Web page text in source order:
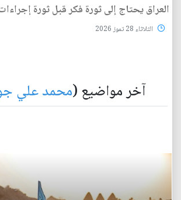
العراق يحتاج إلى ثورة فكر قبل ثورة
الثلاثاء 28 تموز 2026
آخر مواضيع (محمد علي